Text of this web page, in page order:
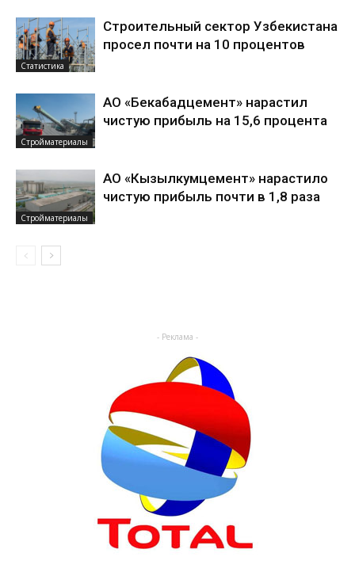
Статистика
Строительный сектор Узбекистана
просел почти на 10 процентов
Стройматериалы
АО «Бекабадцемент» нарастил
чистую прибыль на 15,6 процента
Стройматериалы
АО «Кызылкумцемент» нарастило
чистую прибыль почти в 1,8 раза
- Реклама -